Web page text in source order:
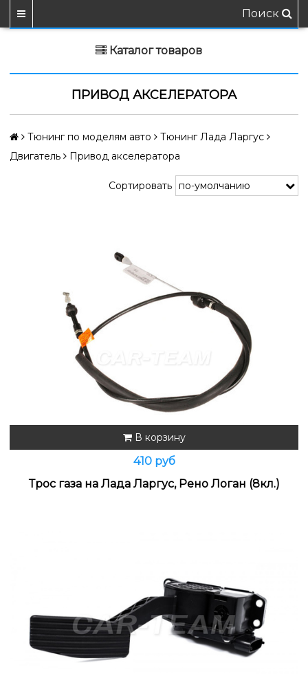
Поиск
Каталог товаров
ПРИВОД АКСЕЛЕРАТОРА
Тюнинг по моделям авто
Тюнинг Лада Ларгус
Двигатель
Привод акселератора
Сортировать
В корзину
410 руб
Трос газа на Лада Ларгус, Рено Логан (8кл.)